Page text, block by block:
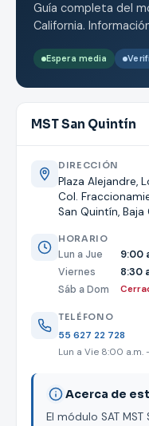
Guía completa del
California.
Espera media
MST San Quintín
DIRECCIÓN
Plaza Alejandre,
Col.
San Quintín, Baja
HORARIO
Lun a Jue
9:00
Viernes
8:30
Sáb a Dom
TELÉFONO
55 627 22 728
Lun a Vie 8:00 a.m.
Acerca de
El módulo SAT